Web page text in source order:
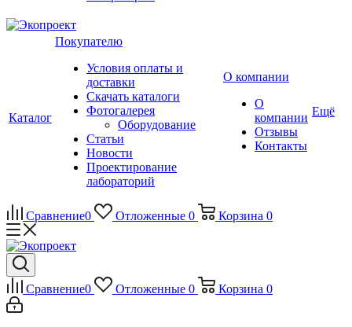
Каталог
Покупателю
Условия оплаты и
доставки
Скачать каталоги
Фотогалерея
Оборудование
Статьи
Новости
Проектирование
лабораторий
О компании
О
компании
Отзывы
Контакты
Ещё
Сравнение0 Отложенные 0 Корзина 0
Сравнение0 Отложенные 0 Корзина 0